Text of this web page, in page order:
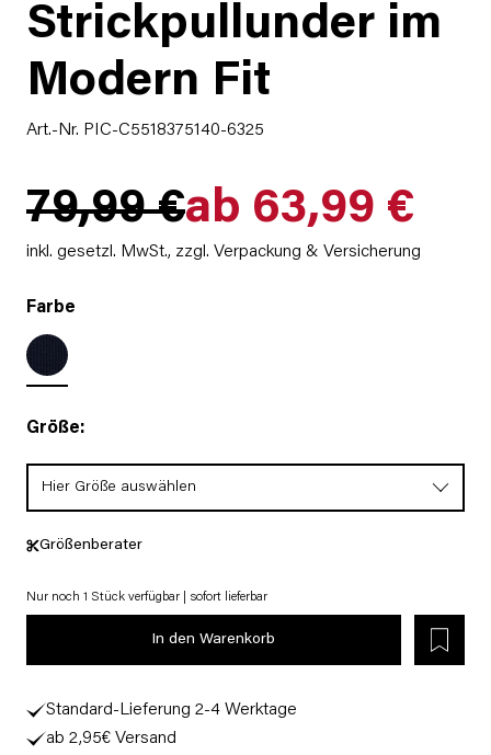
Strickpullunder im
Modern Fit
Art.-Nr. PIC-C5518375140-6325
79,99 €ab 63,99 €
inkl. gesetzl. MwSt., zzgl. Verpackung & Versicherung
Farbe
Größe:
Hier Größe auswählen
Größenberater
Nur noch 1 Stück verfügbar | sofort lieferbar
In den Warenkorb
Standard-Lieferung 2-4 Werktage
ab 2,95€ Versand